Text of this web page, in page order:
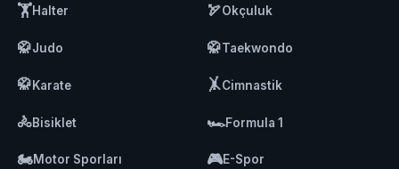
🏋️Halter 🏹Okçuluk
🥋Judo 🥋Taekwondo
🥋Karate 🤸Cimnastik
🚴Bisiklet 🏎️Formula 1
🏍️Motor Sporları 🎮E-Spor